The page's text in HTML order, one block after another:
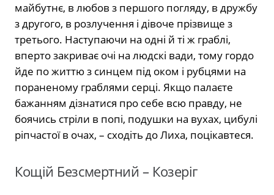
майбутнє, в любов з першого погляду, в дружбу
з другого, в розлучення і дівоче прізвище з
третього. Наступаючи на одні й ті ж граблі,
вперто закриває очі на людскі вади, тому гордо
йде по життю з синцем під оком і рубцями на
пораненому граблями серці. Якщо палаєте
бажанням дізнатися про себе всю правду, не
боячись стріли в попі, подушки на вухах, цибулі
ріпчастої в очах, – сходіть до Лиха, поцікавтеся.
Кощій Безсмертний – Козеріг